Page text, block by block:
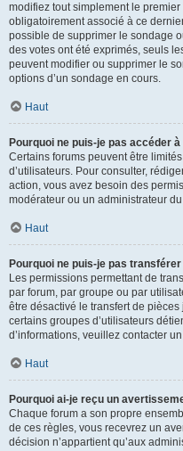
modifiez tout simplement le
obligatoirement associé à ce
possible de supprimer le sondage
des votes ont été exprimés, seuls
peuvent modifier ou supprimer le
options d’un sondage en cours.
Haut
Pourquoi ne puis-je pas accéder
Certains forums peuvent être
d’utilisateurs. Pour consulter,
action, vous avez besoin des
modérateur ou un administrateur
Haut
Pourquoi ne puis-je pas
Les permissions permettant de
par forum, par groupe ou par
être désactivé le transfert de
certains groupes d’utilisateurs
d’informations, veuillez contacter
Haut
Pourquoi ai-je reçu un
Chaque forum a son propre
de ces règles, vous recevrez un
décision n’appartient qu’aux